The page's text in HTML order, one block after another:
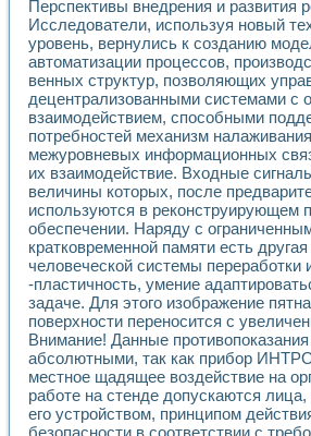
Перспективы внедрения и развития
Исследователи, используя новый
уровень, вернулись к соз­данию
автоматизации процессов,
венных структур, позволяющих
децентрализованными системами с
взаимодействием, способными
потребностей ме­ханизм
межуровневых информационных
их взаимодействие. Входные
величины которых, после
используются в реконструирующем
обеспечении. Наряду с
кратковременной памяти есть
человеческой системы
-пластичность, умение
задаче. Для этого изображение
поверхности переносится с
Внимание! Данные
абсолютными, так как прибор
местное щадящее воздействие на
работе на стенде допускаются
его устройством, принципом